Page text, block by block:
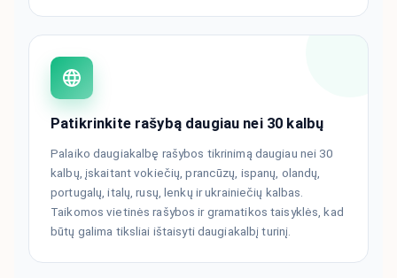
Patikrinkite rašybą daugiau nei 30 kalbų
Palaiko daugiakalbę rašybos tikrinimą daugiau nei 30
kalbų, įskaitant vokiečių, prancūzų, ispanų, olandų,
portugalų, italų, rusų, lenkų ir ukrainiečių kalbas.
Taikomos vietinės rašybos ir gramatikos taisyklės, kad
būtų galima tiksliai ištaisyti daugiakalbį turinį.